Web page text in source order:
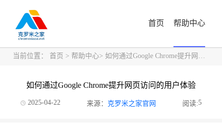
首页 帮助中心
当前位置： 首页 > 帮助中心> 如何通过Google Chrome提升网页访问的用户体验
如何通过Google Chrome提升网页访问的用户体验
2025-04-22 来源： 克罗米之家官网 阅读:5